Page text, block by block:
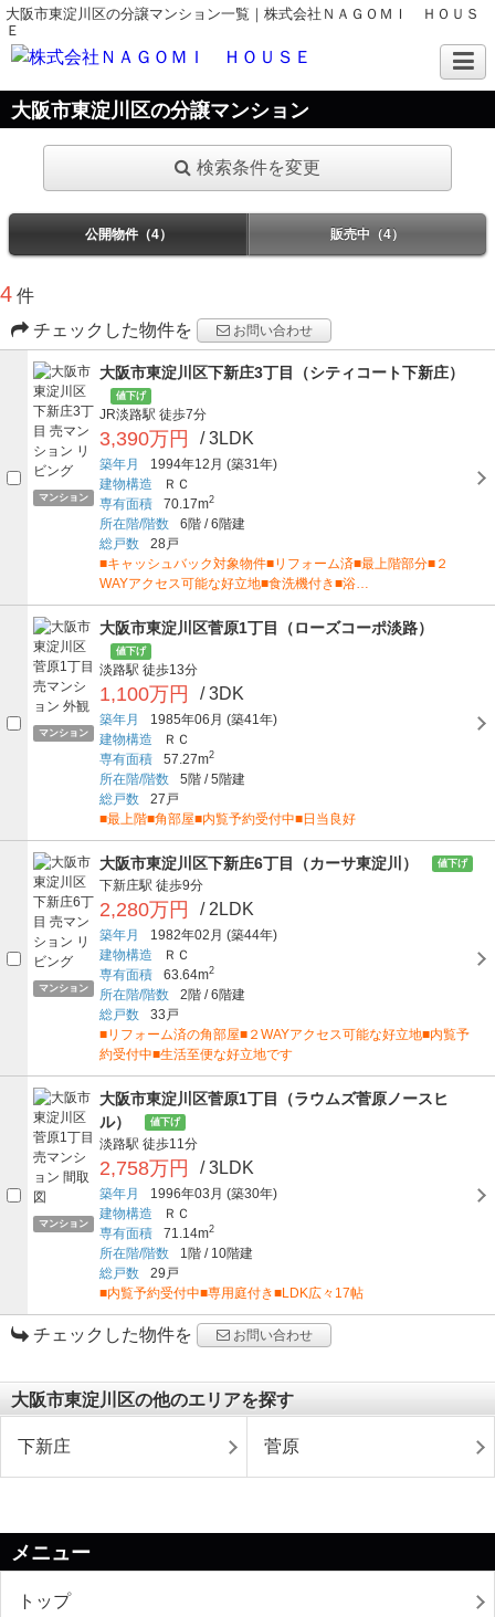
大阪市東淀川区の分譲マンション一覧｜株式会社ＮＡＧＯＭＩ ＨＯＵＳ
Ｅ
大阪市東淀川区の分譲マンション
検索条件を変更
公開物件（4） 販売中（4）
4 件
チェックした物件を
お問い合わせ
マンション
大阪市東淀川区下新庄3丁目（シティコート下新庄）
値下げ
JR淡路駅 徒歩7分
3,390万円 / 3LDK
築年月 1994年12月 (築31年)
建物構造
ＲＣ
専有面積
70.17m2
所在階/階数 6階 /6階建
総戸数
28戸
■キャッシュバック対象物件■リフォーム済■最上階部分■２
WAYアクセス可能な好立地■食洗機付き■浴…
マンション
大阪市東淀川区菅原1丁目（ローズコーポ淡路）
値下げ
淡路駅 徒歩13分
1,100万円 / 3DK
築年月 1985年06月 (築41年)
建物構造
ＲＣ
専有面積
57.27m2
所在階/階数 5階 /5階建
総戸数
27戸
■最上階■角部屋■内覧予約受付中■日当良好
マンション
大阪市東淀川区下新庄6丁目（カーサ東淀川） 値下げ
下新庄駅 徒歩9分
2,280万円 / 2LDK
築年月 1982年02月 (築44年)
建物構造
ＲＣ
専有面積
63.64m2
所在階/階数 2階 /6階建
総戸数
33戸
■リフォーム済の角部屋■２WAYアクセス可能な好立地■内覧予
約受付中■生活至便な好立地です
マンション
大阪市東淀川区菅原1丁目（ラウムズ菅原ノースヒ
ル）
値下げ
淡路駅 徒歩11分
2,758万円 / 3LDK
築年月 1996年03月 (築30年)
建物構造
ＲＣ
専有面積
71.14m2
所在階/階数 1階 /10階建
総戸数
29戸
■内覧予約受付中■専用庭付き■LDK広々17帖
チェックした物件を お問い合わせ
大阪市東淀川区の他のエリアを探す
下新庄 菅原
メニュー
トップ